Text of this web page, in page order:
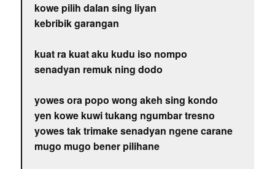
kowe pilih dalan sing liyan
kebribik garangan
kuat ra kuat aku kudu iso nompo
senadyan remuk ning dodo
yowes ora popo wong akeh sing kondo
yen kowe kuwi tukang ngumbar tresno
yowes tak trimake senadyan ngene carane
mugo mugo bener pilihane